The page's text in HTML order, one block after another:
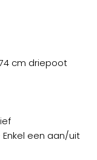
cm driepoot
een aan/uit